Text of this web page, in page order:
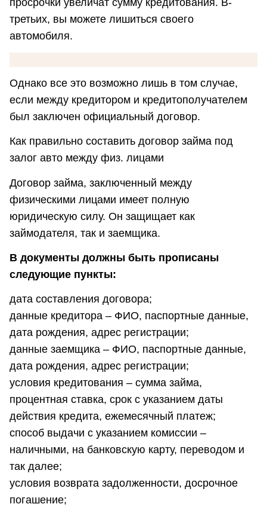
просрочки увеличат сумму кредитования. В-
третьих, вы можете лишиться своего
автомобиля.
Однако все это возможно лишь в том случае,
если между кредитором и кредитополучателем
был заключен официальный договор.
Как правильно составить договор займа под
залог авто между физ. лицами
Договор займа, заключенный между
физическими лицами имеет полную
юридическую силу. Он защищает как
займодателя, так и заемщика.
В документы должны быть прописаны
следующие пункты:
дата составления договора;
данные кредитора – ФИО, паспортные данные,
дата рождения, адрес регистрации;
данные заемщика – ФИО, паспортные данные,
дата рождения, адрес регистрации;
условия кредитования – сумма займа,
процентная ставка, срок с указанием даты
действия кредита, ежемесячный платеж;
способ выдачи с указанием комиссии –
наличными, на банковскую карту, переводом и
так далее;
условия возврата задолженности, досрочное
погашение;